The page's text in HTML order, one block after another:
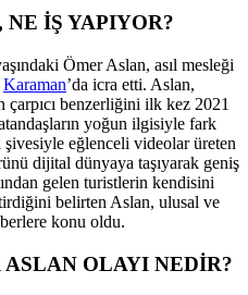
İŞ YAPIYOR?
Ömer Aslan, asıl mesleği
Karaman’da icra etti. Aslan,
benzerliğini ilk kez 2021
yoğun ilgisiyle fark
eğlenceli videolar üreten
dijital dünyaya taşıyarak geniş
gelen turistlerin kendisini
belirten Aslan, ulusal ve
konu oldu.
OLAYI NEDİR?